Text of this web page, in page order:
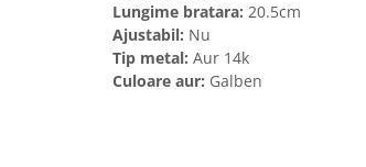
Lungime bratara: 20.5cm
Ajustabil: Nu
Tip metal: Aur 14k
Culoare aur: Galben